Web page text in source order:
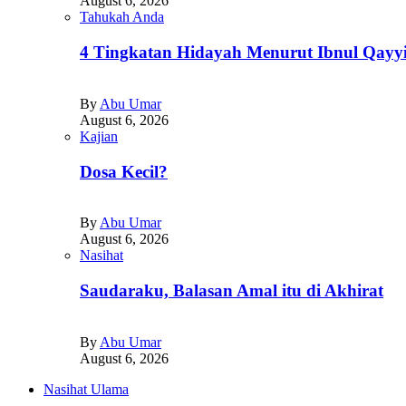
Tahukah Anda
4 Tingkatan Hidayah Menurut Ibnul
By Abu Umar
August 6, 2026
Kajian
Dosa Kecil?
By Abu Umar
August 6, 2026
Nasihat
Saudaraku, Balasan Amal itu di Akhirat
By Abu Umar
August 6, 2026
Nasihat Ulama